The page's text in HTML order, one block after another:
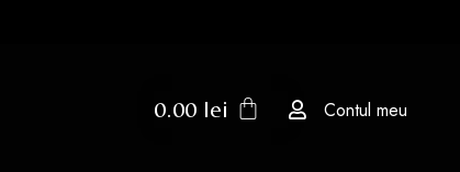
0.00 lei Contul meu